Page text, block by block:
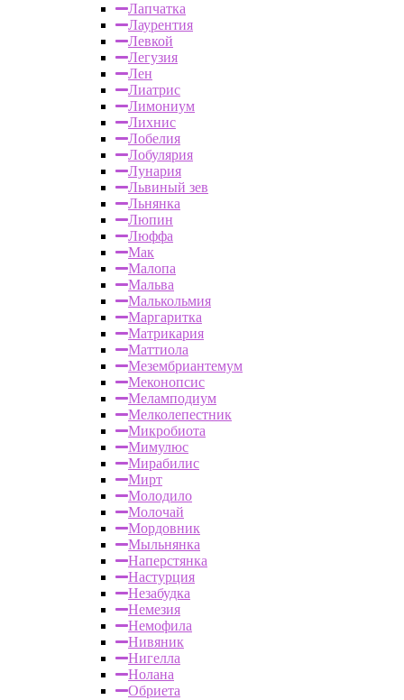
Лапчатка
Лаурентия
Левкой
Легузия
Лен
Лиатрис
Лимониум
Лихнис
Лобелия
Лобулярия
Лунария
Львиный зев
Льнянка
Люпин
Люффа
Мак
Малопа
Мальва
Малькольмия
Маргаритка
Матрикария
Маттиола
Мезембриантемум
Меконопсис
Меламподиум
Мелколепестник
Микробиота
Мимулюс
Мирабилис
Мирт
Молодило
Молочай
Мордовник
Мыльнянка
Наперстянка
Настурция
Незабудка
Немезия
Немофила
Нивяник
Нигелла
Нолана
Обриета